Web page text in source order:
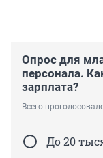
Опрос для
персонала.
зарплата?
Всего
До 20